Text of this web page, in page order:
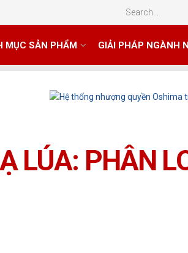
MỤC SẢN PHẨM GIẢI PHÁP NGÀNH
LÚA: PHÂN